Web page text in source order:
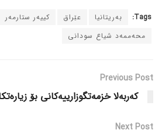
Tags: بەریتانیا عێراق
کییەر ستارمەر
محەممەد شیاع سودانی
Previous Post
کەربەلا خزمەتگوزارییەکانی بۆ
Next Post